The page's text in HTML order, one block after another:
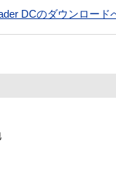
DCのダウンロード